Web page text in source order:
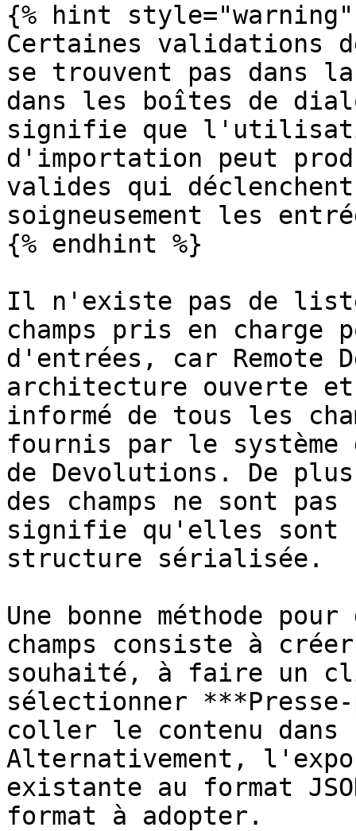
{% hint style="warning"
Certaines validations
se trouvent pas dans
dans les boîtes de
signifie que
d'importation peut
valides qui
soigneusement les
{% endhint %}
Il n'existe pas de
champs pris en charge
d'entrées, car Remote
architecture ouverte et
informé de tous les
fournis par le système
de Devolutions. De
des champs ne sont
signifie qu'elles sont
structure sérialisée.
Une bonne méthode
champs consiste à
souhaité, à faire un
sélectionner
coller le contenu
Alternativement,
existante au format
format à adopter.